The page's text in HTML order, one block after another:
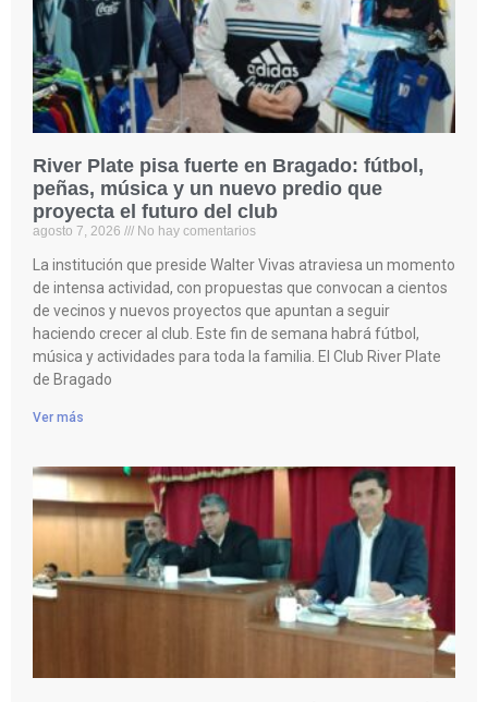
River Plate pisa fuerte en Bragado: fútbol,
peñas, música y un nuevo predio que
proyecta el futuro del club
agosto 7, 2026 No hay comentarios
La institución que preside Walter Vivas atraviesa un momento
de intensa actividad, con propuestas que convocan a cientos
de vecinos y nuevos proyectos que apuntan a seguir
haciendo crecer al club. Este fin de semana habrá fútbol,
música y actividades para toda la familia. El Club River Plate
de Bragado
Ver más